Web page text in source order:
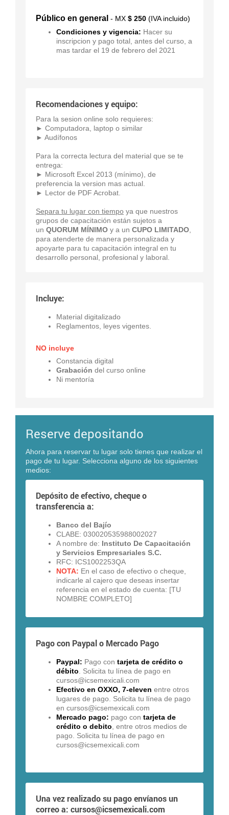
Público en general - MX $ 250 (IVA incluido)
Condiciones y vigencia: Hacer su
inscripcion y pago total, antes del curso, a
mas tardar el 19 de febrero del 2021
Recomendaciones y equipo:
Para la sesion online solo requieres:
► Computadora, laptop o similar
► Audífonos
Para la correcta lectura del material que se te
entrega:
► Microsoft Excel 2013 (mínimo), de
preferencia la version mas actual.
► Lector de PDF Acrobat.
Separa tu lugar con tiempo ya que nuestros
grupos de capacitación están sujetos a
un QUORUM MÍNIMO y a un CUPO LIMITADO
para atenderte de manera personalizada y
apoyarte para tu capacitación integral en tu
desarrollo personal, profesional y laboral.
Incluye:
Material digitalizado
Reglamentos, leyes vigentes.
NO incluye
Constancia digital
Grabación del curso online
Ni mentoría
Reserve depositando
Ahora para reservar tu lugar solo tienes que realizar el
pago de tu lugar. Selecciona alguno de los siguientes
medios:
Depósito de efectivo, cheque o
transferencia a:
Banco del Bajío
CLABE: 030020535988002027
A nombre de: Instituto De Capacitación
y Servicios Empresariales S.C.
RFC: ICS1002253QA
NOTA: En el caso de efectivo o cheque,
indicarle al cajero que deseas insertar
referencia en el estado de cuenta: [TU
NOMBRE COMPLETO]
Pago con Paypal o Mercado Pago
Paypal: Pago con tarjeta de crédito o
débito . Solicita tu línea de pago en
cursos@icsemexicali.com
Efectivo en OXXO, 7-eleven entre otros
lugares de pago. Solicita tu línea de pago
en cursos@icsemexicali.com
Mercado pago: pago con tarjeta de
crédito o debito , entre otros medios de
pago. Solicita tu línea de pago en
cursos@icsemexicali.com
Una vez realizado su pago envíanos un
correo a: cursos@icsemexicali.com